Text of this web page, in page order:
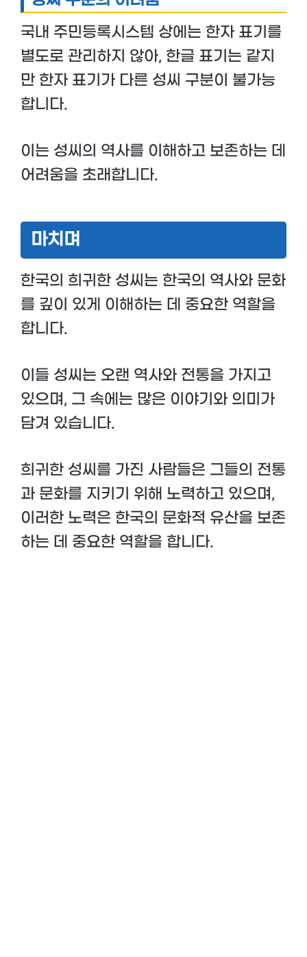
국내 주민등록시스템 상에는 한자 표기를
별도로 관리하지 않아, 한글 표기는 같지
만 한자 표기가 다른 성씨 구분이 불가능
합니다.
이는 성씨의 역사를 이해하고 보존하는 데
어려움을 초래합니다.
마치며
한국의 희귀한 성씨는 한국의 역사와 문화
를 깊이 있게 이해하는 데 중요한 역할을
합니다.
이들 성씨는 오랜 역사와 전통을 가지고
있으며, 그 속에는 많은 이야기와 의미가
담겨 있습니다.
희귀한 성씨를 가진 사람들은 그들의 전통
과 문화를 지키기 위해 노력하고 있으며,
이러한 노력은 한국의 문화적 유산을 보존
하는 데 중요한 역할을 합니다.